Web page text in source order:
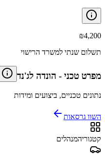
₪4,200
תשלום שנתי למשרד הרישוי
מפרט טכני - הונדה לג'נד
נתונים טכניים, ביצועים ומידות
השוו גרסאות
קטגוריהמנהלים